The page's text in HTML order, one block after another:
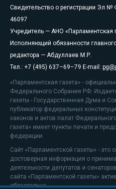
Свидетельство о регистрации Эл №
46097
Учредитель — АНО «Парламентская
Исполняющий обязанности
редактора — Абдуллаев М.Р.
Тел.: +7 (495) 637–69–79 E-mail:
«Парламентская газета» -
Федерального Собрания РФ.
газеты - Государственная Дума и
публикатор федеральных
законов и актов палат
газета» имеет пункты печати и
федерации.
Сайт «Парламентской газеты» - это
достоверная информация о
деятельности депутатов и
сайта «Парламентской газеты»
обязательна.